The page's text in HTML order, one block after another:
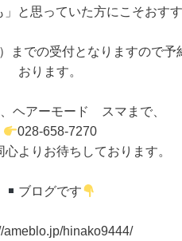
」と思っていた方にこそおす
までの受付となりますので予
おります。
ヘアーモード スマまで、
028-658-7270
心よりお待ちしております。
ブログです
ameblo.jp/hinako9444/